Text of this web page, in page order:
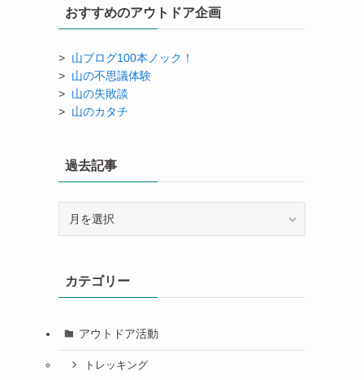
おすすめのアウトドア企画
> 山ブログ100本ノック！
> 山の不思議体験
> 山の失敗談
> 山のカタチ
過去記事
カテゴリー
アウトドア活動
トレッキング